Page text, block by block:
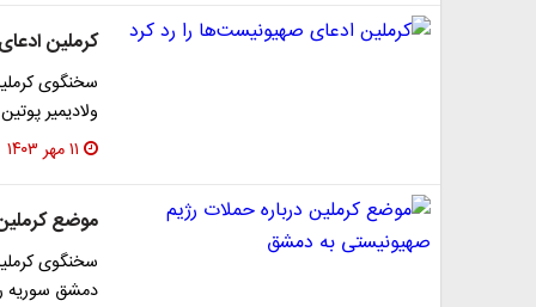
کرملین
سخنگوی
ولادیمیر
۱۱ مهر ۱۴۰۳
موضع
سخنگوی
دمشق سوریه